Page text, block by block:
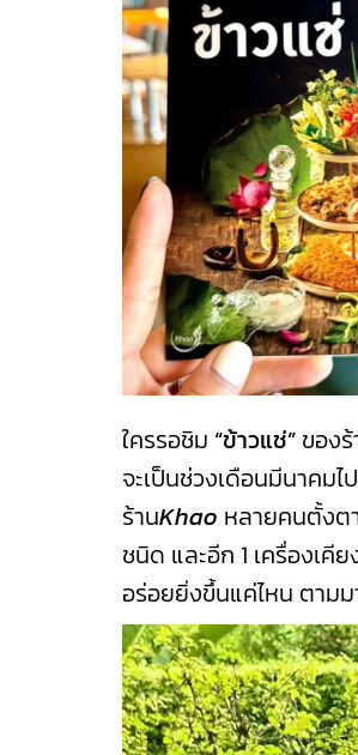
ใครรอชิม “ข้าวแช่” ของ
จะเป็นช่วงเดือนมีนาคม
ร้านKhao หลายคนตั้งต
ชนิด และอีก 1 เครื่องเคี
อร่อยยิ่งขึ้นแค่ไหน ตาม